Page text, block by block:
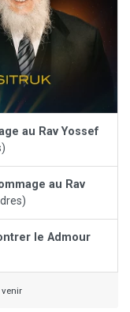
au Rav Yossef
au Rav
le Admour